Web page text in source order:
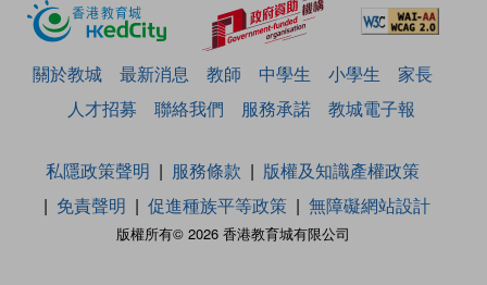
關於教城 最新消息 教師 中學生 小學生
家長
人才招募
聯絡我們 服務承諾 教城電子報
版權所有© 2026 香港教育城有限公司
私隱政策聲明 服務條款
版權及知識產權政策
免責聲明
促進種族平等政策 無障礙網站設計